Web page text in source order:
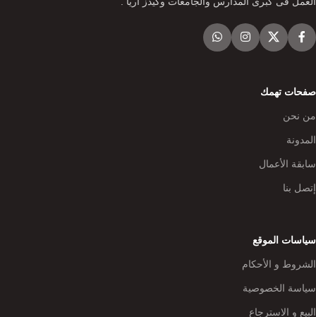
صفحات تهمك
من نحن
المدونة
سابقة الأعمال
إتصل بنا
سياسات الموقع
الشروط و الأحكام
سياسة الخصوصية
البيع و الاسترجاع